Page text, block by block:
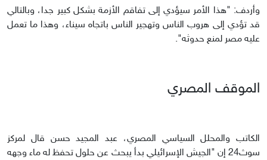
وأردف: "هذا الأمر سيؤدي إلى تفاقم الأزمة بشكل كبير جدا، وبالتالي
قد تؤدي إلى هروب الناس وتهجير الناس باتجاه سيناء، وهذا ما تعمل
عليه مصر لمنع حدوثه".
الموقف المصري
الكاتب والمحلل السياسي المصري، عبد المجيد حسن قال لمركز
سوث24 إن "الجيش الإسرائيلي بدأ يبحث عن حلول تحفظ له ماء وجهه